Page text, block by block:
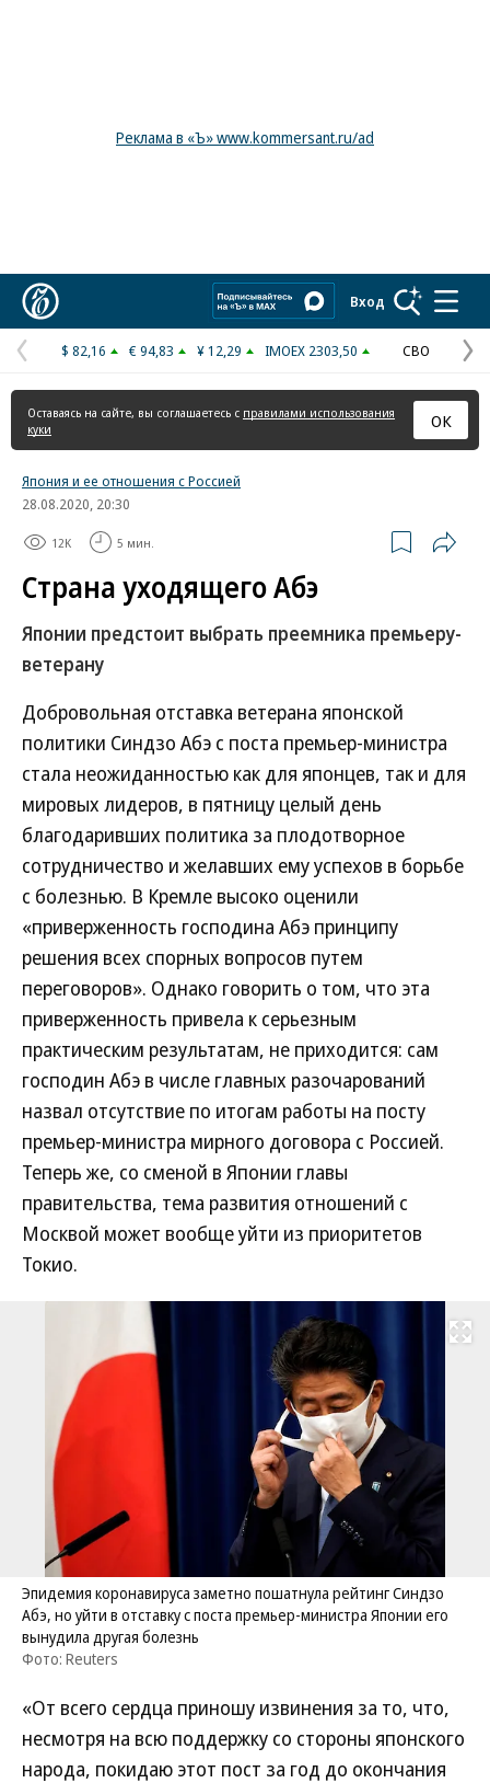
Реклама в «Ъ» www.kommersant.ru/ad
Вход
Предыдущая
страница
$ 82,16 € 94,83 ¥ 12,29 IMOEX 2303,50 СВО
Оставаясь на сайте, вы соглашаетесь с правилами использования
куки
ОК
Япония и ее отношения с Россией
28.08.2020, 20:30
12K 5 мин.
Страна уходящего Абэ
Японии предстоит выбрать преемника премьеру-
ветерану
Добровольная отставка ветерана японской
политики Синдзо Абэ с поста премьер-министра
стала неожиданностью как для японцев, так и для
мировых лидеров, в пятницу целый день
благодаривших политика за плодотворное
сотрудничество и желавших ему успехов в борьбе
с болезнью. В Кремле высоко оценили
«приверженность господина Абэ принципу
решения всех спорных вопросов путем
переговоров». Однако говорить о том, что эта
приверженность привела к серьезным
практическим результатам, не приходится: сам
господин Абэ в числе главных разочарований
назвал отсутствие по итогам работы на посту
премьер-министра мирного договора с Россией.
Теперь же, со сменой в Японии главы
правительства, тема развития отношений с
Москвой может вообще уйти из приоритетов
Токио.
Развернуть
Эпидемия коронавируса заметно пошатнула рейтинг Синдзо
Абэ, но уйти в отставку с поста премьер-министра Японии его
вынудила другая болезнь
Фото: Reuters
«От всего сердца приношу извинения за то, что,
несмотря на всю поддержку со стороны японского
народа, покидаю этот пост за год до окончания